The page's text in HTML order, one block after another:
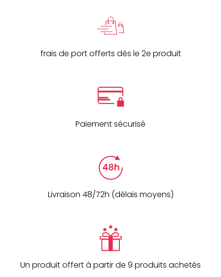
frais de port offerts dès le 2e produit
Paiement sécurisé
Livraison 48/72h (délais moyens)
Un produit offert à partir de 9 produits achetés